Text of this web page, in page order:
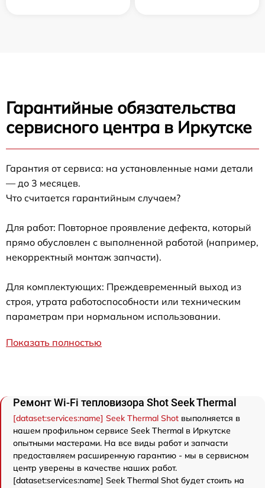
Гарантийные обязательства
сервисного центра в Иркутске
Гарантия от сервиса: на установленные нами детали
— до 3 месяцев.
Что считается гарантийным случаем?
Для работ: Повторное проявление дефекта, который
прямо обусловлен с выполненной работой (например,
некорректный монтаж запчасти).
Для комплектующих: Преждевременный выход из
строя, утрата работоспособности или техническим
параметрам при нормальном использовании.
Показать полностью
Ремонт Wi-Fi тепловизора Shot Seek Thermal
[dataset:services:name] Seek Thermal Shot выполняется в
нашем профильном сервисе Seek Thermal в Иркутске
опытными мастерами. На все виды работ и запчасти
предоставляем расширенную гарантию - мы в сервисном
центр уверены в качестве наших работ.
[dataset:services:name] Seek Thermal Shot будет стоить на